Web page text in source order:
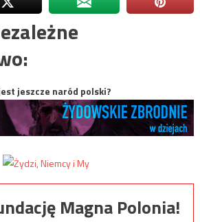
jeszcze naród polski?
Magna Polonia!